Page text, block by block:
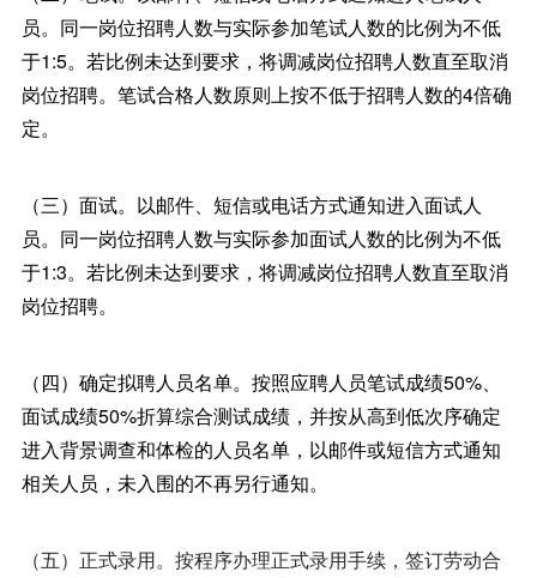
员。同一岗位招聘人数与实际参加笔试人数的比例为不低
于1:5。若比例未达到要求，将调减岗位招聘人数直至取消
岗位招聘。笔试合格人数原则上按不低于招聘人数的4倍确
定。
（三）面试。以邮件、短信或电话方式通知进入面试人
员。同一岗位招聘人数与实际参加面试人数的比例为不低
于1:3。若比例未达到要求，将调减岗位招聘人数直至取消
岗位招聘。
（四）确定拟聘人员名单。按照应聘人员笔试成绩50%、
面试成绩50%折算综合测试成绩，并按从高到低次序确定
进入背景调查和体检的人员名单，以邮件或短信方式通知
相关人员，未入围的不再另行通知。
（五）正式录用。按程序办理正式录用手续，签订劳动合